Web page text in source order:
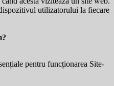
utilizatorului la fiecare
pentru funcționarea Site-